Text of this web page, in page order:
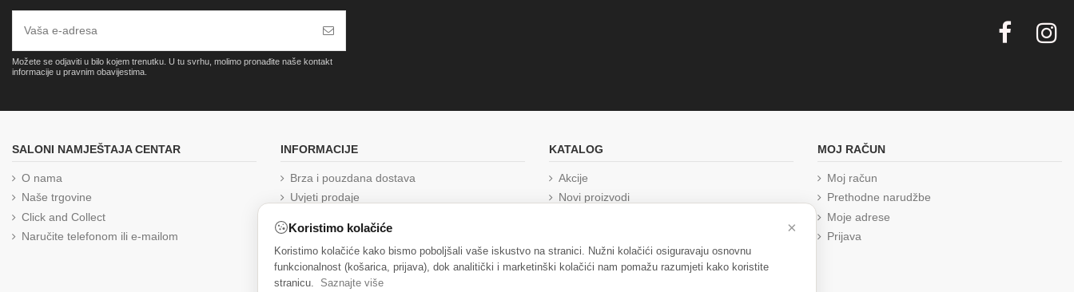
Možete se odjaviti u bilo kojem trenutku. U tu svrhu, molimo pronađite naše kontakt
informacije u pravnim obavijestima.
Koristimo kolačiće ×
Koristimo kolačiće kako bismo poboljšali vaše iskustvo na stranici. Nužni kolačići osiguravaju osnovnu
funkcionalnost (košarica, prijava), dok analitički i marketinški kolačići nam pomažu razumjeti kako koristite
stranicu.
Saznajte više
SALONI NAMJEŠTAJA CENTAR
O nama
Naše trgovine
Click and Collect
Naručite telefonom ili e-mailom
INFORMACIJE
Brza i pouzdana dostava
Uvjeti prodaje
Reklamacija
Kolačići
Zaštita osobnih podataka (GDPR)
KATALOG
Akcije
Novi proizvodi
MOJ RAČUN
Moj račun
Prethodne narudžbe
Moje adrese
Prijava